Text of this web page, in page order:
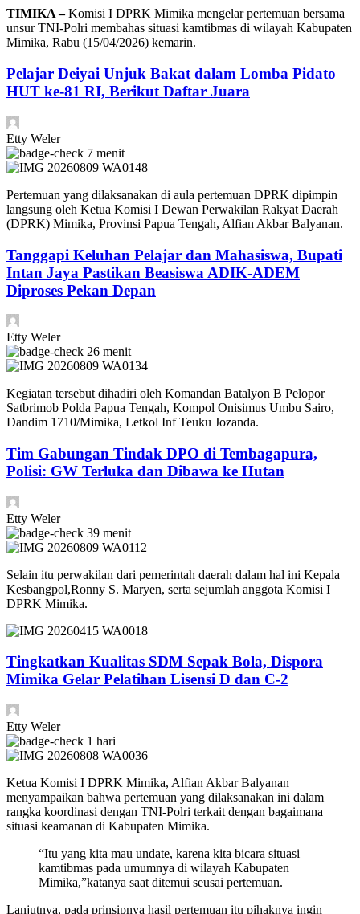
TIMIKA –Komisi I DPRK Mimika mengelar pertemuan bersama
unsur TNI-Polri membahas situasi kamtibmas di wilayah Kabupaten
Mimika, Rabu (15/04/2026) kemarin.
Pelajar Deiyai Unjuk Bakat dalam Lomba Pidato
HUT ke-81 RI, Berikut Daftar Juara
Etty Weler
7 menit
Pertemuan yang dilaksanakan di aula pertemuan DPRK dipimpin
langsung oleh Ketua Komisi I Dewan Perwakilan Rakyat Daerah
(DPRK) Mimika, Provinsi Papua Tengah, Alfian Akbar Balyanan.
Tanggapi Keluhan Pelajar dan Mahasiswa, Bupati
Intan Jaya Pastikan Beasiswa ADIK-ADEM
Diproses Pekan Depan
Etty Weler
26 menit
Kegiatan tersebut dihadiri oleh Komandan Batalyon B Pelopor
Satbrimob Polda Papua Tengah, Kompol Onisimus Umbu Sairo,
Dandim 1710/Mimika, Letkol Inf Teuku Jozanda.
Tim Gabungan Tindak DPO di Tembagapura,
Polisi: GW Terluka dan Dibawa ke Hutan
Etty Weler
39 menit
Selain itu perwakilan dari pemerintah daerah dalam hal ini Kepala
Kesbangpol,Ronny S. Maryen, serta sejumlah anggota Komisi I
DPRK Mimika.
Tingkatkan Kualitas SDM Sepak Bola, Dispora
Mimika Gelar Pelatihan Lisensi D dan C-2
Etty Weler
1 hari
Ketua Komisi I DPRK Mimika, Alfian Akbar Balyanan
menyampaikan bahwa pertemuan yang dilaksanakan ini dalam
rangka koordinasi dengan TNI-Polri terkait dengan bagaimana
situasi keamanan di Kabupaten Mimika.
“Itu yang kita mau undate, karena kita bicara situasi
kamtibmas pada umumnya di wilayah Kabupaten
Mimika,”katanya saat ditemui seusai pertemuan.
Lanjutnya, pada prinsipnya hasil pertemuan itu pihaknya ingin